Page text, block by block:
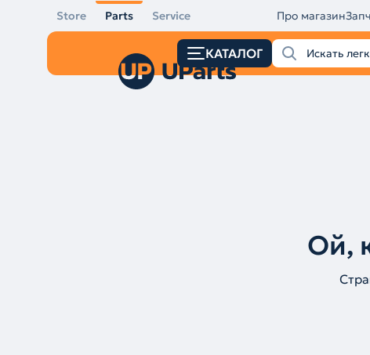
Store Parts Service Про магазин
КАТАЛОГ
Ой,